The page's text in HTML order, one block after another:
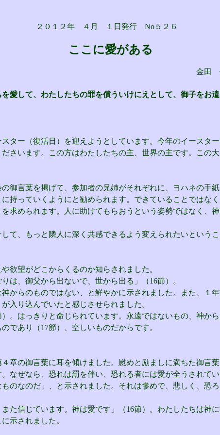
２０１２年 ４月 １日発行 No５２６
ここに愛がある
田 佐久
愛して、わたしたちの罪を償ういけにえとして、御子をお
ター（復活日）を迎えようとしています。今年のイースタ
さいます。この方はわたしたちの主、世界の主です。この
御言葉を掲げて、参加者の兄姉がそれぞれに、ヨハネの手
持っていくようにと勧められます。できていることではな
求められます。人に助けてもらおうという姿勢ではなく、
、もっと隣人に深く共感できるよう変えられたいというこ
欲望がどこからくるのか知らされました。
は、御父から出ないで、世から出る」（16節）。
からのものではない、と鮮やかに示されました。また、１
入り込んでいたと感じさせられました。
。はっきりと命じられています。永遠ではないもの、神か
であり（17節）、空しいものだからです。
の御言葉に耳を傾けました。慰めと励ましに満ちた御言
なぜなら、恐れは罰を伴い、恐れる者には愛が全うされて
のなのだ」、と示されました。それは惨めで、悲しく、恐
た信じています。神は愛です」（16節）。わたしたちは神
示されました。